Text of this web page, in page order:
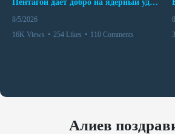
Пентагон дает добро на ядерный удар по противникам США
8/5/2026
16K Views • 254 Likes • 110 Comments
Алиев